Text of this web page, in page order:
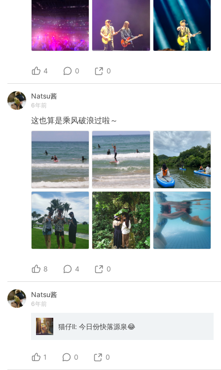
4 0 0
Natsu酱
6年前
这也算是乘风破浪过啦～
8 4 0
Natsu酱
6年前
猫仔ll: 今日份快落源泉😂
1 0 0